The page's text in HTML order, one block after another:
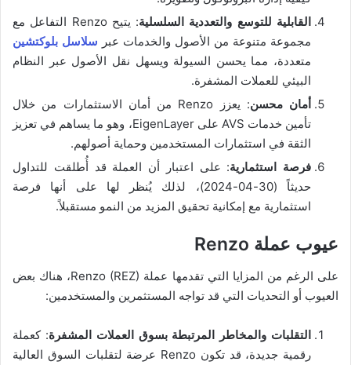
القابلية للتوسع والتعددية السلسلية
: يتيح Renzo التفاعل مع
مجموعة متنوعة من الأصول والخدمات عبر سلاسل بلوكتشين
متعددة، مما يحسن السيولة ويسهل نقل الأصول عبر النظام
البيئي للعملات المشفرة.
أمان محسن
: يعزز Renzo من أمان الاستثمارات من خلال
تأمين خدمات AVS على EigenLayer، وهو ما يساهم في تعزيز
الثقة في استثمارات المستخدمين وحماية أصولهم.
فرصة استثمارية: على اعتبار أن العملة قد أُطلقت للتداول
حديثاً (30-04-2024)، لذلك يُنظر لها على أنها فرصة
استثمارية مع إمكانية تحقيق المزيد من النمو مستقبلاً.
عيوب عملة Renzo
على الرغم من المزايا التي تقدمها عملة Renzo (REZ)، هناك بعض
العيوب أو التحديات التي قد تواجه المستثمرين والمستخدمين:
التقلبات والمخاطر المرتبطة بسوق العملات المشفرة: كعملة
رقمية جديدة، قد تكون Renzo عرضة لتقلبات السوق العالية